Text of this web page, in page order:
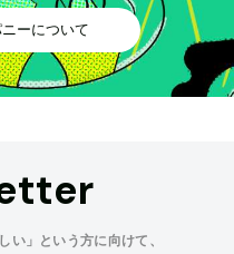
ーについて
い」という方に向けて、